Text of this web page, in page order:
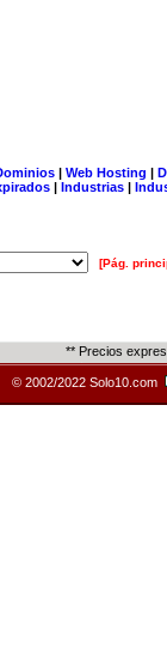
| Web Hosting |
| Industrias |
[Pág.
** Precios
© 2002/2022 Solo10.com